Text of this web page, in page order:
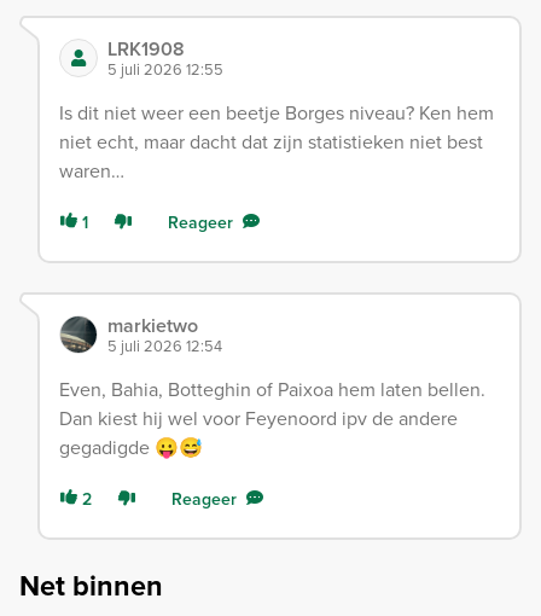
LRK1908
5 juli 2026 12:55
Is dit niet weer een beetje Borges niveau? Ken hem
niet echt, maar dacht dat zijn statistieken niet best
waren…
1 Reageer
markietwo
5 juli 2026 12:54
Even, Bahia, Botteghin of Paixoa hem laten bellen.
Dan kiest hij wel voor Feyenoord ipv de andere
gegadigde 😛😅
2 Reageer
Net binnen